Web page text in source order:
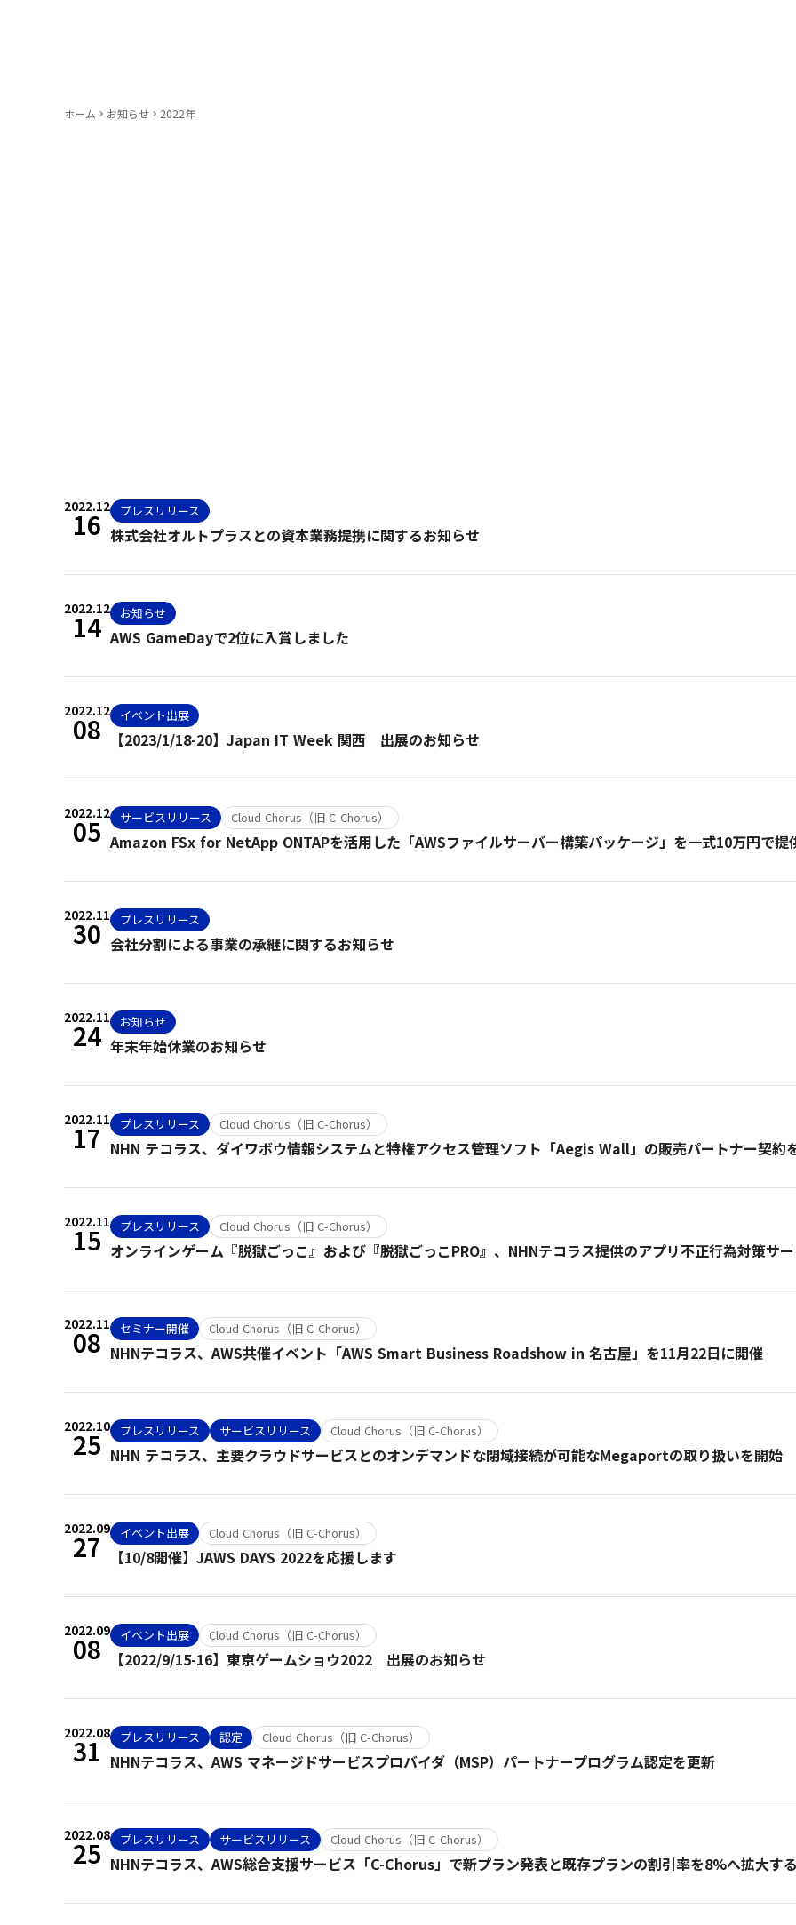
ホーム keyboard_arrow_right お知らせ keyboard_arrow_right 2022年
2022.12
16 プレスリリース
株式会社オルトプラスとの資本業務提携に関するお知らせ
2022.12
14 お知らせ
AWS GameDayで2位に入賞しました
2022.12
08 イベント出展
【2023/1/18-20】Japan IT Week 関西 出展のお知らせ
2022.12
05 サービスリリース Cloud Chorus（旧 C-Chorus）
Amazon FSx for NetApp ONTAPを活用した「AWSファイルサーバー構築パッケージ」を一式10万円で提
2022.11
30 プレスリリース
会社分割による事業の承継に関するお知らせ
2022.11
24 お知らせ
年末年始休業のお知らせ
2022.11
17 プレスリリース Cloud Chorus（旧 C-Chorus）
NHN テコラス、ダイワボウ情報システムと特権アクセス管理ソフト「Aegis Wall」の販売パートナー契約
2022.11
15 プレスリリース Cloud Chorus（旧 C-Chorus）
オンラインゲーム『脱獄ごっこ』および『脱獄ごっこPRO』、NHNテコラス提供のアプリ不正行為対策サ
2022.11
08 セミナー開催 Cloud Chorus（旧 C-Chorus）
NHNテコラス、AWS共催イベント「AWS Smart Business Roadshow in 名古屋」を11月22日に開催
2022.10
25 プレスリリース サービスリリース Cloud Chorus（旧 C-Chorus）
NHN テコラス、主要クラウドサービスとのオンデマンドな閉域接続が可能なMegaportの取り扱いを開始
2022.09
27 イベント出展 Cloud Chorus（旧 C-Chorus）
【10/8開催】JAWS DAYS 2022を応援します
2022.09
08 イベント出展 Cloud Chorus（旧 C-Chorus）
【2022/9/15-16】東京ゲームショウ2022 出展のお知らせ
2022.08
31 プレスリリース 認定 Cloud Chorus（旧 C-Chorus）
NHNテコラス、AWS マネージドサービスプロバイダ（MSP）パートナープログラム認定を更新
2022.08
25 プレスリリース サービスリリース Cloud Chorus（旧 C-Chorus）
NHNテコラス、AWS総合支援サービス「C-Chorus」で新プラン発表と既存プランの割引率を8%へ拡大す